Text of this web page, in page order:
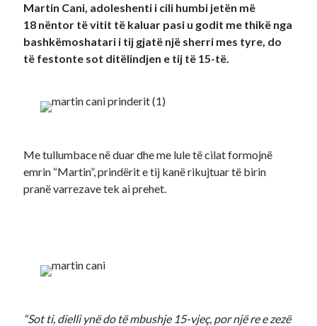
Martin Cani, adoleshenti i cili humbi jetën më
18 nëntor të vitit të kaluar pasi u godit me thikë nga
bashkëmoshatari i tij gjatë një sherri mes tyre, do
të festonte sot ditëlindjen e tij të 15-të.
Me tullumbace në duar dhe me lule të cilat formojnë
emrin “Martin”, prindërit e tij kanë rikujtuar të birin
pranë varrezave tek ai prehet.
“Sot ti, dielli ynë do të mbushje 15-vjeç, por një re e zezë